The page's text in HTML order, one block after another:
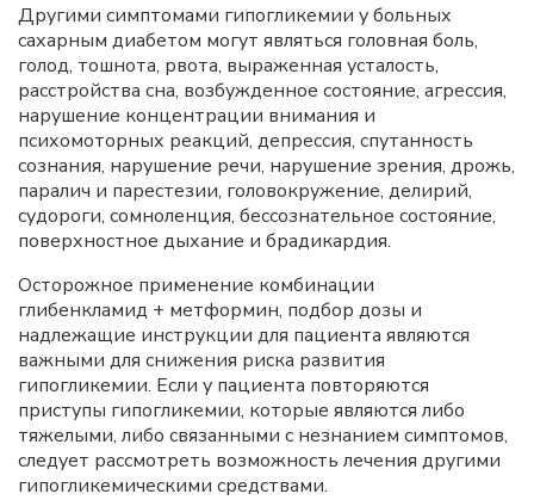
Другими симптомами гипогликемии у больных
сахарным диабетом могут являться головная боль,
голод, тошнота, рвота, выраженная усталость,
расстройства сна, возбужденное состояние, агрессия,
нарушение концентрации внимания и
психомоторных реакций, депрессия, спутанность
сознания, нарушение речи, нарушение зрения, дрожь,
паралич и парестезии, головокружение, делирий,
судороги, сомноленция, бессознательное состояние,
поверхностное дыхание и брадикардия.
Осторожное применение комбинации
глибенкламид + метформин, подбор дозы и
надлежащие инструкции для пациента являются
важными для снижения риска развития
гипогликемии. Если у пациента повторяются
приступы гипогликемии, которые являются либо
тяжелыми, либо связанными с незнанием симптомов,
следует рассмотреть возможность лечения другими
гипогликемическими средствами.